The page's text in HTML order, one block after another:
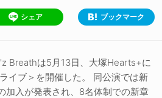
シェア ブックマーク
Breathは5月13日、大塚Hearts+に
イブ＞を開催した。 同公演では新
加入が発表され、8名体制での新章